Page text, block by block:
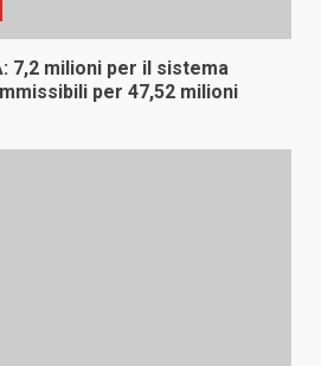
7,2 milioni per il sistema
per 47,52 milioni